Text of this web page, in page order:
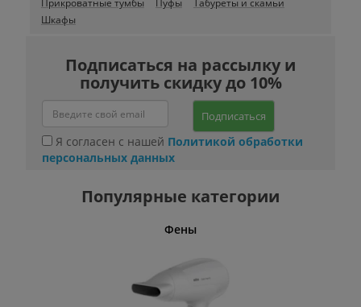
Прикроватные тумбы Пуфы
Табуреты и скамьи
Шкафы
Подписаться на рассылку и
получить скидку до 10%
Подписаться
Я согласен с нашей Политикой обработки
персональных данных
Популярные категории
Фены